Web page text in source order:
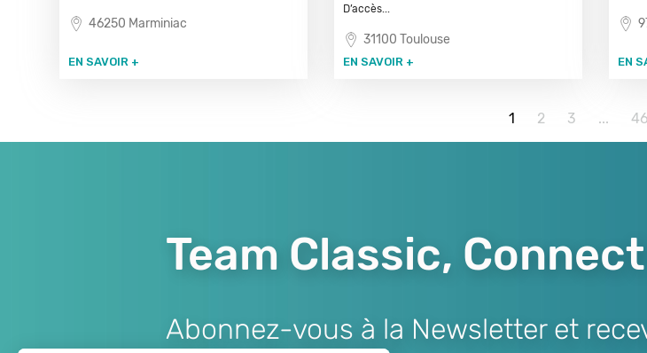
46250 Marminiac
EN SAVOIR +
D’accès...
31100 Toulouse
EN SAVOIR + EN
1 2 3 ... 46
Team Classic,
Abonnez-vous à la Newsletter et